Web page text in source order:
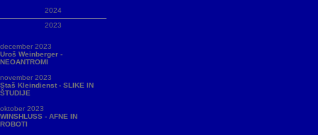
2024
2023
december 2023
Uroš Weinberger -
NEOANTROMI
november 2023
Staš Kleindienst - SLIKE IN
ŠTUDIJE
oktober 2023
WINSHLUSS - AFNE IN
ROBOTI